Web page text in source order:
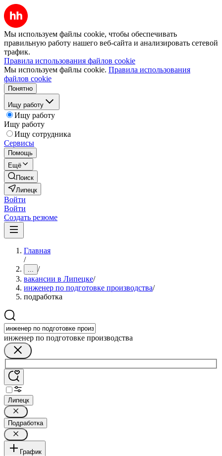
Мы используем файлы cookie, чтобы обеспечивать
правильную работу нашего веб-сайта и анализировать сетевой
трафик.
Правила использования файлов cookie
Мы используем файлы cookie. Правила использования
файлов cookie
Понятно
Ищу работу
Ищу работу
Ищу работу
Ищу сотрудника
Сервисы
Помощь
Ещё
Поиск
Липецк
Войти
Войти
Создать резюме
Главная
/
... /
вакансии в Липецке/
инженер по подготовке производства/
подработка
инженер по подготовке производства
Липецк
Подработка
График